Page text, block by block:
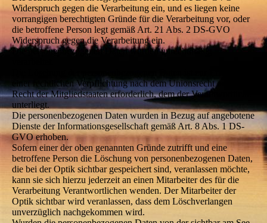
Widerspruch gegen die Verarbeitung ein, und es liegen keine
vorrangigen berechtigten Gründe für die Verarbeitung vor, oder
die betroffene Person legt gemäß Art. 21 Abs. 2 DS-GVO
Widerspruch gegen die Verarbeitung ein.
Die personenbezogenen Daten wurden unrechtmäßig
einer rechtlichen Verpflichtung nach dem Unionsrecht oder dem
Recht der Mitgliedstaaten erforderlich, dem der Verantwortliche
unterliegt.
Die personenbezogenen Daten wurden in Bezug auf angebotene
Dienste der Informationsgesellschaft gemäß Art. 8 Abs. 1 DS-
GVO erhoben.
Sofern einer der oben genannten Gründe zutrifft und eine
betroffene Person die Löschung von personenbezogenen Daten,
die bei der Optik sichtbar gespeichert sind, veranlassen möchte,
kann sie sich hierzu jederzeit an einen Mitarbeiter des für die
Verarbeitung Verantwortlichen wenden. Der Mitarbeiter der
Optik sichtbar wird veranlassen, dass dem Löschverlangen
unverzüglich nachgekommen wird.